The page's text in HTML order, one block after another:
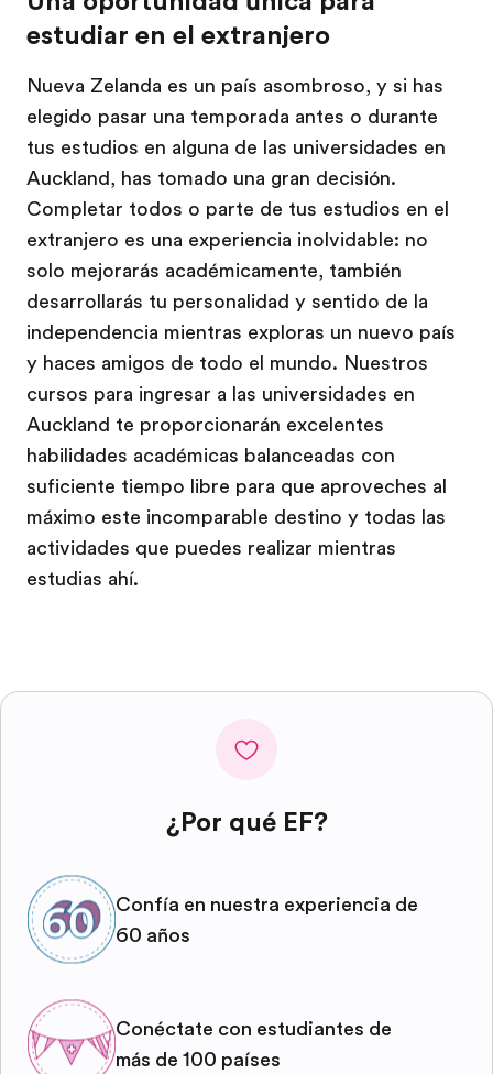
estudiar en el extranjero
Nueva Zelanda es un país asombroso, y si has
elegido pasar una temporada antes o durante
tus estudios en alguna de las universidades en
Auckland, has tomado una gran decisión.
Completar todos o parte de tus estudios en el
extranjero es una experiencia inolvidable: no
solo mejorarás académicamente, también
desarrollarás tu personalidad y sentido de la
independencia mientras exploras un nuevo país
y haces amigos de todo el mundo. Nuestros
cursos para ingresar a las universidades en
Auckland te proporcionarán excelentes
habilidades académicas balanceadas con
suficiente tiempo libre para que aproveches al
máximo este incomparable destino y todas las
actividades que puedes realizar mientras
estudias ahí.
¿Por qué EF?
Confía en nuestra experiencia de
60 años
Conéctate con estudiantes de
más de 100 países